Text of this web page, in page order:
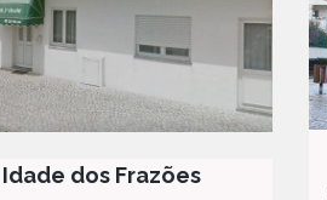
Idade dos Frazões